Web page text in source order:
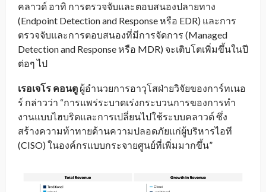
คลาวด์ อาทิ การตรวจจับและตอบสนองปลายทาง
(Endpoint Detection and Response หรือ EDR) และการ
ตรวจจับและการตอบสนองที่มีการจัดการ (Managed
Detection and Response หรือ MDR) จะเติบโตเพิ่มขึ้นในปี
ต่อๆ ไป
เรอเจโร คอนตู ผู้อำนวยการอาวุโสฝ่ายวิจัยของการ์ทเนอ
ร์ กล่าวว่า “การแพร่ระบาดเร่งกระบวนการของการทำ
งานแบบไฮบริดและการเปลี่ยนไปใช้ระบบคลาวด์ ซึ่ง
สร้างความท้าทายด้านความปลอดภัยแก่ผู้บริหารไอที
(CISO) ในองค์กรแบบกระจายศูนย์ที่เพิ่มมากขึ้น”